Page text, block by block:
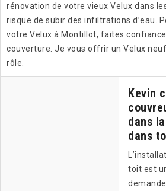
rénovation de votre vieux Velux dans
risque de subir des infiltrations d’eau.
votre Velux à Montillot, faites confiance
couverture. Je vous offrir un Velux
rôle.
Kevin
dans
dans
toit est